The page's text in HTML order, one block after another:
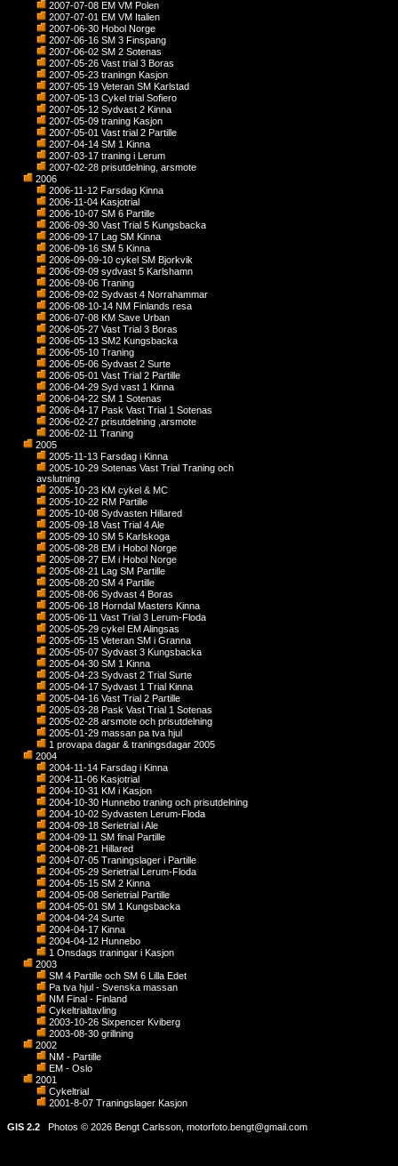
2007-07-08 EM VM Polen
2007-07-01 EM VM Italien
2007-06-30 Hobol Norge
2007-06-16 SM 3 Finspang
2007-06-02 SM 2 Sotenas
2007-05-26 Vast trial 3 Boras
2007-05-23 traningn Kasjon
2007-05-19 Veteran SM Karlstad
2007-05-13 Cykel trial Sofiero
2007-05-12 Sydvast 2 Kinna
2007-05-09 traning Kasjon
2007-05-01 Vast trial 2 Partille
2007-04-14 SM 1 Kinna
2007-03-17 traning i Lerum
2007-02-28 prisutdelning, arsmote
2006
2006-11-12 Farsdag Kinna
2006-11-04 Kasjotrial
2006-10-07 SM 6 Partille
2006-09-30 Vast Trial 5 Kungsbacka
2006-09-17 Lag SM Kinna
2006-09-16 SM 5 Kinna
2006-09-09-10 cykel SM Bjorkvik
2006-09-09 sydvast 5 Karlshamn
2006-09-06 Traning
2006-09-02 Sydvast 4 Norrahammar
2006-08-10-14 NM Finlands resa
2006-07-08 KM Save Urban
2006-05-27 Vast Trial 3 Boras
2006-05-13 SM2 Kungsbacka
2006-05-10 Traning
2006-05-06 Sydvast 2 Surte
2006-05-01 Vast Trial 2 Partille
2006-04-29 Syd vast 1 Kinna
2006-04-22 SM 1 Sotenas
2006-04-17 Pask Vast Trial 1 Sotenas
2006-02-27 prisutdelning ,arsmote
2006-02-11 Traning
2005
2005-11-13 Farsdag i Kinna
2005-10-29 Sotenas Vast Trial Traning och
avslutning
2005-10-23 KM cykel & MC
2005-10-22 RM Partille
2005-10-08 Sydvasten Hillared
2005-09-18 Vast Trial 4 Ale
2005-09-10 SM 5 Karlskoga
2005-08-28 EM i Hobol Norge
2005-08-27 EM i Hobol Norge
2005-08-21 Lag SM Partille
2005-08-20 SM 4 Partille
2005-08-06 Sydvast 4 Boras
2005-06-18 Horndal Masters Kinna
2005-06-11 Vast Trial 3 Lerum-Floda
2005-05-29 cykel EM Alingsas
2005-05-15 Veteran SM i Granna
2005-05-07 Sydvast 3 Kungsbacka
2005-04-30 SM 1 Kinna
2005-04-23 Sydvast 2 Trial Surte
2005-04-17 Sydvast 1 Trial Kinna
2005-04-16 Vast Trial 2 Partille
2005-03-28 Pask Vast Trial 1 Sotenas
2005-02-28 arsmote och prisutdelning
2005-01-29 massan pa tva hjul
1 provapa dagar & traningsdagar 2005
2004
2004-11-14 Farsdag i Kinna
2004-11-06 Kasjotrial
2004-10-31 KM i Kasjon
2004-10-30 Hunnebo traning och prisutdelning
2004-10-02 Sydvasten Lerum-Floda
2004-09-18 Serietrial i Ale
2004-09-11 SM final Partille
2004-08-21 Hillared
2004-07-05 Traningslager i Partille
2004-05-29 Serietrial Lerum-Floda
2004-05-15 SM 2 Kinna
2004-05-08 Serietrial Partille
2004-05-01 SM 1 Kungsbacka
2004-04-24 Surte
2004-04-17 Kinna
2004-04-12 Hunnebo
1 Onsdags traningar i Kasjon
2003
SM 4 Partille och SM 6 Lilla Edet
Pa tva hjul - Svenska massan
NM Final - Finland
Cykeltrialtavling
2003-10-26 Sixpencer Kviberg
2003-08-30 grillning
2002
NM - Partille
EM - Oslo
2001
Cykeltrial
2001-8-07 Traningslager Kasjon
GIS 2.2 Photos © 2026 Bengt Carlsson, motorfoto.bengt@gmail.com